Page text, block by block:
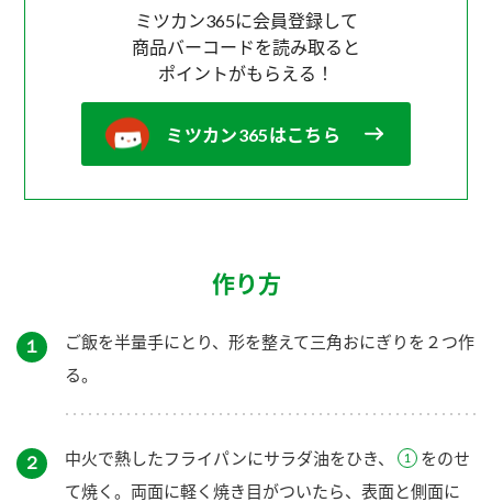
ミツカン365に会員登録して
商品バーコードを読み取ると
ポイントがもらえる！
ミツカン365はこちら
作り方
１
ご飯を半量手にとり、形を整えて三角おにぎりを２つ作
る。
２ 中火で熱したフライパンにサラダ油をひき、
をのせ
て焼く。両面に軽く焼き目がついたら、表面と側面に